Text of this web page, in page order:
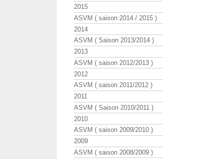
2015
ASVM ( saison 2014 / 2015 )
2014
ASVM ( Saison 2013/2014 )
2013
ASVM ( saison 2012/2013 )
2012
ASVM ( saison 2011/2012 )
2011
ASVM ( Saison 2010/2011 )
2010
ASVM ( saison 2009/2010 )
2009
ASVM ( saison 2008/2009 )